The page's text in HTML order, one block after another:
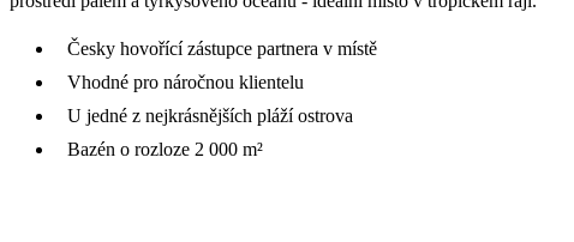
Česky hovořící zástupce partnera v místě
Vhodné pro náročnou klientelu
U jedné z nejkrásnějších pláží ostrova
Bazén o rozloze 2 000 m²